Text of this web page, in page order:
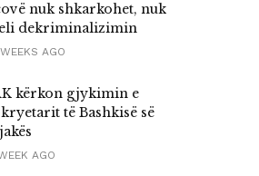
zgjedhjet në
e drejtësisë:
dhe
nuk shkarkohet, nuk
dekriminalizimin
AGO
kërkon gjykimin e
të Bashkisë së
AGO